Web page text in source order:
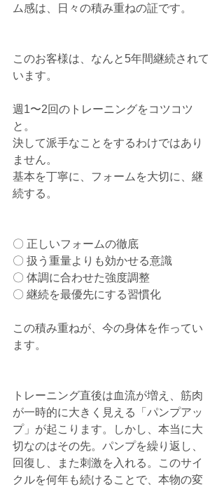
ム感は、日々の積み重ねの証です。
このお客様は、なんと5年間継続されて
います。
週1〜2回のトレーニングをコツコツ
と。
決して派手なことをするわけではあり
ません。
基本を丁寧に、フォームを大切に、継
続する。
〇 正しいフォームの徹底
〇 扱う重量よりも効かせる意識
〇 体調に合わせた強度調整
〇 継続を最優先にする習慣化
この積み重ねが、今の身体を作ってい
ます。
トレーニング直後は血流が増え、筋肉
が一時的に大きく見える「パンプアッ
プ」が起こります。しかし、本当に大
切なのはその先。パンプを繰り返し、
回復し、また刺激を入れる。このサイ
クルを何年も続けることで、本物の変